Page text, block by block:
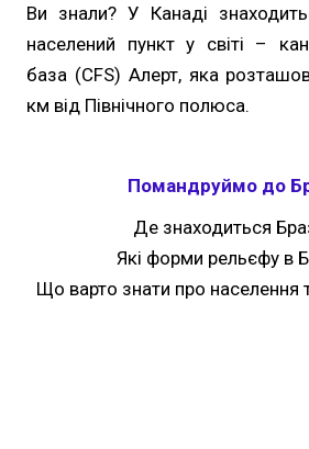
Ви знали? У Канаді
населений пункт у світі –
база (CFS) Алерт, яка
км від Північного полюса.
Помандруймо до
Де знаходиться
Які форми рельєфу в
Що варто знати про населення